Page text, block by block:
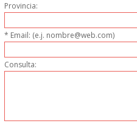
DEVOLUCIONES
AVISO LEGAL
POL�TICA DE PRIVACIDAD
Provincia:
* Email: (e.j. nombre@web.com)
Consulta: